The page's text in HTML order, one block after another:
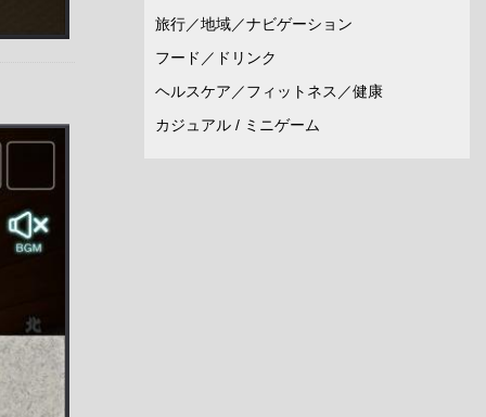
旅行／地域／ナビゲーション
フード／ドリンク
ヘルスケア／フィットネス／健康
カジュアル / ミニゲーム